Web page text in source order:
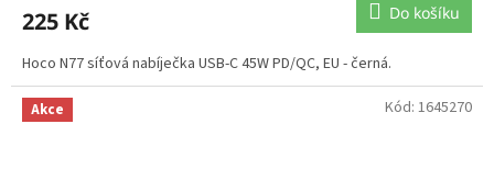
225 Kč Do košíku
Hoco N77 síťová nabíječka USB-C 45W PD/QC, EU - černá.
Akce Kód: 1645270